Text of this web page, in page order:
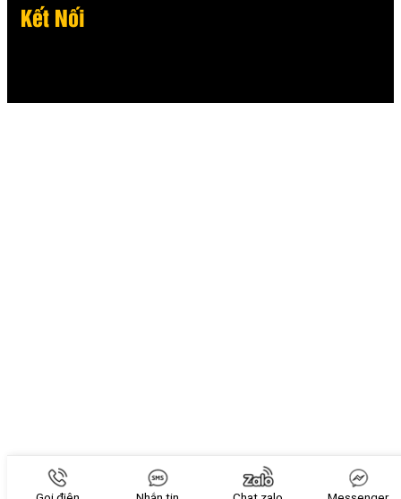
Kết Nối